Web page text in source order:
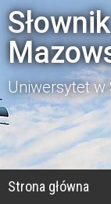
Uniwersytet w
Strona główna